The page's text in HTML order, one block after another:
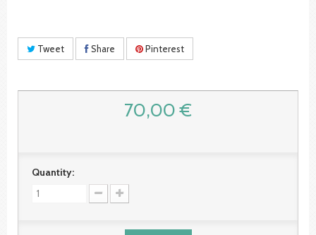
Tweet Share Pinterest
70,00 €
Quantity: